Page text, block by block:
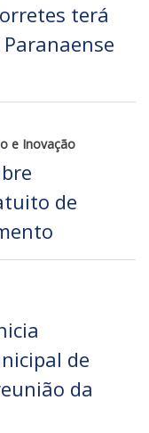
terá
e Inovação
de
de
da